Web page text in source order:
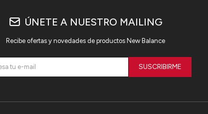
ÚNETE A NUESTRO MAILING
Recibe ofertas y novedades de productos New Balance
SUSCRIBIRME